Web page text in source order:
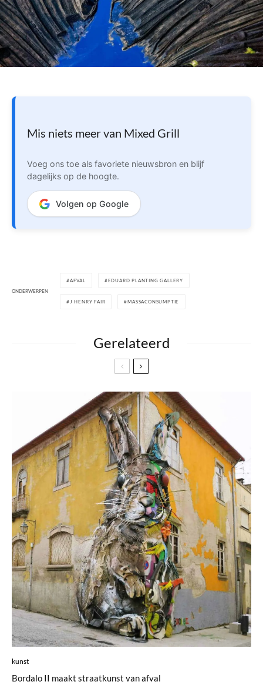
Mis niets meer van Mixed Grill
Voeg ons toe als favoriete nieuwsbron en blijf
dagelijks op de hoogte.
Volgen op Google
ONDERWERPEN
AFVAL EDUARD PLANTING GALLERY
J HENRY FAIR MASSACONSUMPTIE
Gerelateerd
kunst
Bordalo II maakt straatkunst van afval